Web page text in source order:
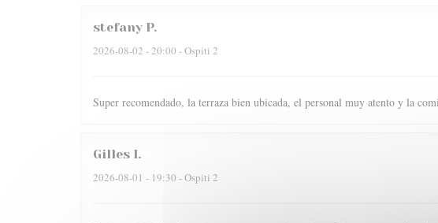
stefany P
2026-08-02 - 20:00 - Ospiti 2
Super recomendado, la terraza bien ubicada, el personal muy atento y la
Gilles I
2026-08-01 - 19:30 - Ospiti 2